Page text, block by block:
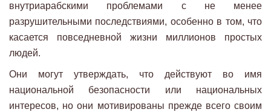
внутриарабскими проблемами с не менее
разрушительными последствиями, особенно в том, что
касается повседневной жизни миллионов простых
людей.
Они могут утверждать, что действуют во имя
национальной безопасности или национальных
интересов, но они мотивированы прежде всего своим